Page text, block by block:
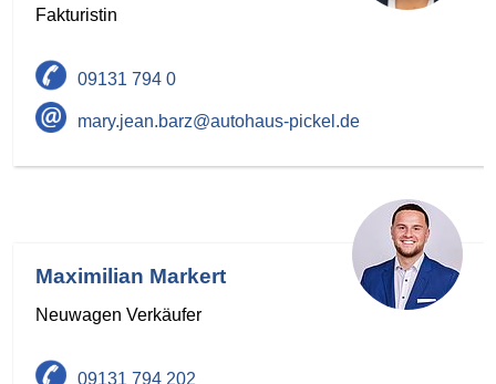
Fakturistin
09131 794 0
mary.jean.barz@autohaus-pickel.de
Maximilian Markert
Neuwagen Verkäufer
09131 794 202